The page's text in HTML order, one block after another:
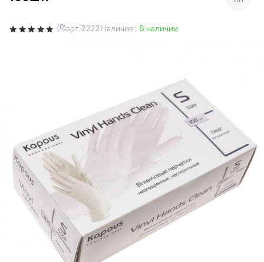
(0)арт.2222Наличие: В наличии